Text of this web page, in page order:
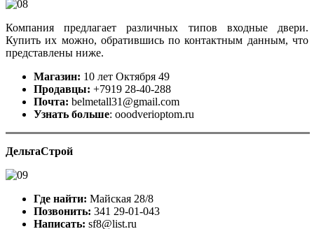
Компания предлагает различных типов входные двери.
Купить их можно, обратившись по контактным данным, что
представлены ниже.
Магазин: 10 лет Октября 49
Продавцы: +7919 28-40-288
Почта: belmetall31@gmail.com
Узнать больше: ooodverioptom.ru
ДельтаСтрой
Где найти: Майская 28/8
Позвонить: 341 29-01-043
Написать: sf8@list.ru